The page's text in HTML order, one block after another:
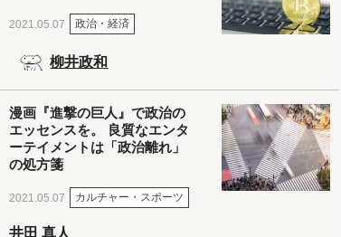
2021.05.07 政治・経済
柳井政和
漫画『進撃の巨人』で政治の
エッセンスを。 良質なエンタ
ーテイメントは「政治離れ」
の処方箋
2021.05.07 カルチャー・スポーツ
井田 真人